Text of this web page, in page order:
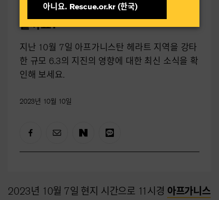
아프가니스탄 지진 어떻게 도울 수 있
을까요?
지난 10월 7일 아프가니스탄 헤라트 지역을 강타
한 규모 6.3의 지진의 영향에 대한 최신 소식을 확
인해 보세요.
2023년 10월 10일
2023년 10월 7일 현지 시간으로 11시경 아프가니스
아니요. Rescue.or.kr (한국)​